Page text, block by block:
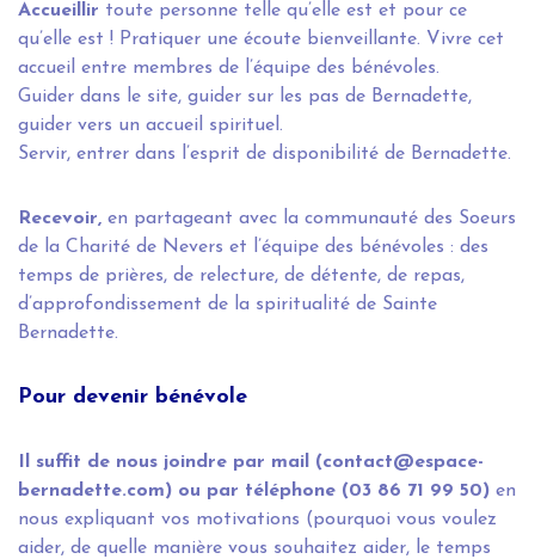
Accueillir toute personne telle qu’elle est et pour ce
qu’elle est ! Pratiquer une écoute bienveillante. Vivre cet
accueil entre membres de l’équipe des bénévoles.
Guider dans le site, guider sur les pas de Bernadette,
guider vers un accueil spirituel.
Servir, entrer dans l’esprit de disponibilité de Bernadette.
Recevoir, en partageant avec la communauté des Soeurs
de la Charité de Nevers et l’équipe des bénévoles : des
temps de prières, de relecture, de détente, de repas,
d’approfondissement de la spiritualité de Sainte
Bernadette.
Pour devenir bénévole
Il suffit de nous joindre par mail (contact@espace-
bernadette.com) ou par téléphone (03 86 71 99 50) en
nous expliquant vos motivations (pourquoi vous voulez
aider, de quelle manière vous souhaitez aider, le temps